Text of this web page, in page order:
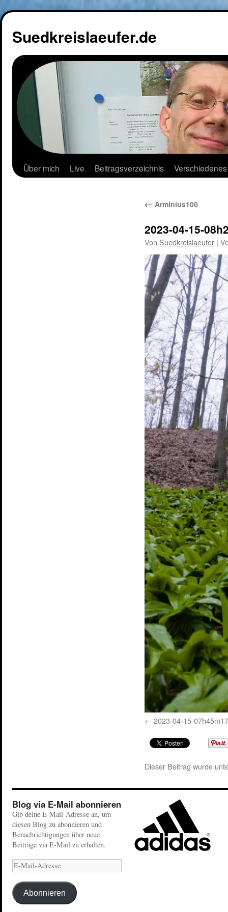
Suedkreislaeufer.de
Über mich Live Beitragsverzeichnis Verschiedenes
← Arminius100
2023-04-15-
Von Suedkreislaeufer |
2023-04-15-07h45m17
Dieser Beitrag wurde
Blog via E-Mail abonnieren
Gib deine E-Mail-Adresse an, um
diesen Blog zu abonnieren und
Benachrichtigungen über neue
Beiträge via E-Mail zu erhalten.
Abonnieren